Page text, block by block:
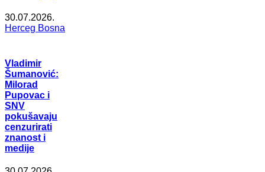
30.07.2026.
Herceg Bosna
Vladimir
Šumanović:
Milorad
Pupovac i
SNV
pokušavaju
cenzurirati
znanost i
medije